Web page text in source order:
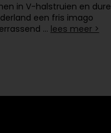
in V-halstruien en dure
een fris imago
… lees meer >